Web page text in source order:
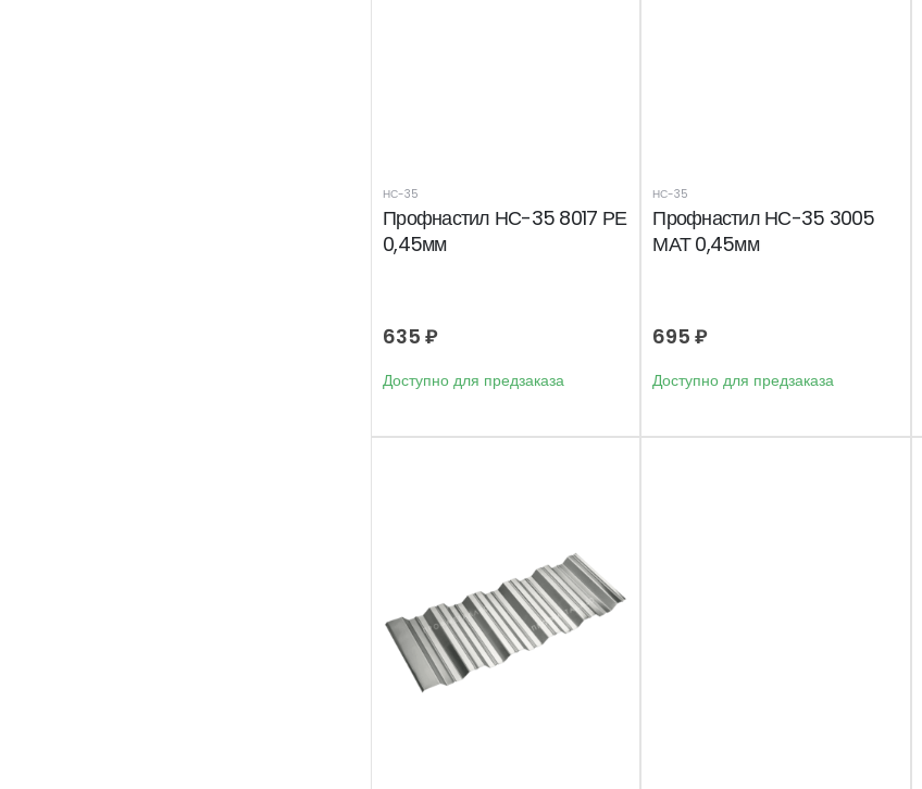
НС-35
Профнастил НС-35 8017 РЕ
0,45мм
635 ₽
Доступно для предзаказа
НС-35
Профнастил НС-35 3005
МАТ 0,45мм
695₽
Доступно для предзаказа